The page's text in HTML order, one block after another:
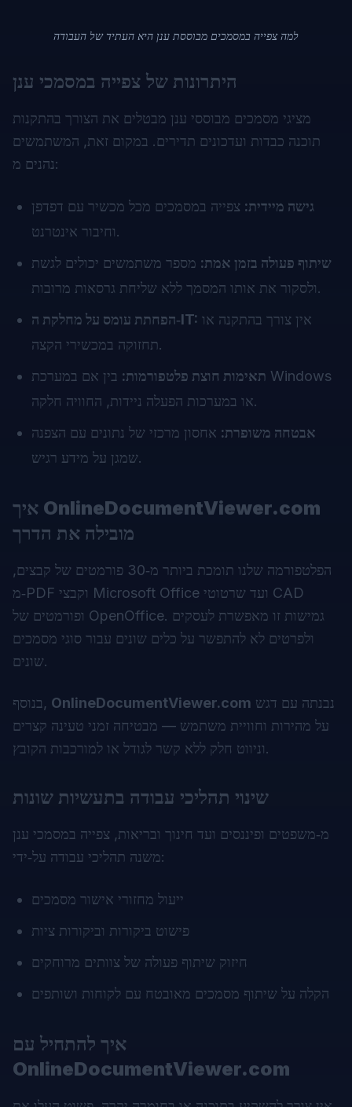
למה צפייה במסמכים מבוססת ענן היא העתיד של העבודה
היתרונות של צפייה במסמכי ענן
מציגי מסמכים מבוססי ענן מבטלים את הצורך בהתקנות
תוכנה כבדות ועדכונים תדירים. במקום זאת, המשתמשים
נהנים מ:
גישה מיידית: צפייה במסמכים מכל מכשיר עם דפדפן
וחיבור אינטרנט.
שיתוף פעולה בזמן אמת: מספר משתמשים יכולים לגשת
ולסקור את אותו המסמך ללא שליחת גרסאות מרובות.
הפחתת עומס על מחלקת ה‑IT:
תחזוקה במכשירי הקצה.
תאימות חוצת פלטפורמות: בין אם במערכת Windows
או במערכות הפעלה ניידות, החוויה חלקה.
אבטחה משופרת: אחסון מרכזי של נתונים עם הצפנה
שמגן על מידע רגיש.
OnlineDocumentViewer.com
מובילה את הדרך
הפלטפורמה שלנו תומכת ביותר מ‑30 פורמטים של קבצים,
מ‑PDF וקבצי Microsoft Office ועד שרטוטי CAD
ופורמטים של OpenOffice. גמישות זו מאפשרת לעסקים
ולפרטים לא להתפשר על כלים שונים עבור סוגי מסמכים
שונים.
בנוסף, OnlineDocumentViewer.com
על מהירות וחוויית משתמש — מבטיחה זמני טעינה קצרים
וניווט חלק ללא קשר לגודל או למורכבות הקובץ.
שינוי תהליכי עבודה בתעשיות שונות
מ‑משפטים ופיננסים ועד חינוך ובריאות, צפייה במסמכי ענן
משנה תהליכי עבודה על‑ידי:
ייעול מחזורי אישור מסמכים
פישוט ביקורות וביקורות ציות
חיזוק שיתוף פעולה של צוותים מרוחקים
הקלה על שיתוף מסמכים מאובטח עם לקוחות ושותפים
איך להתחיל עם
OnlineDocumentViewer.com